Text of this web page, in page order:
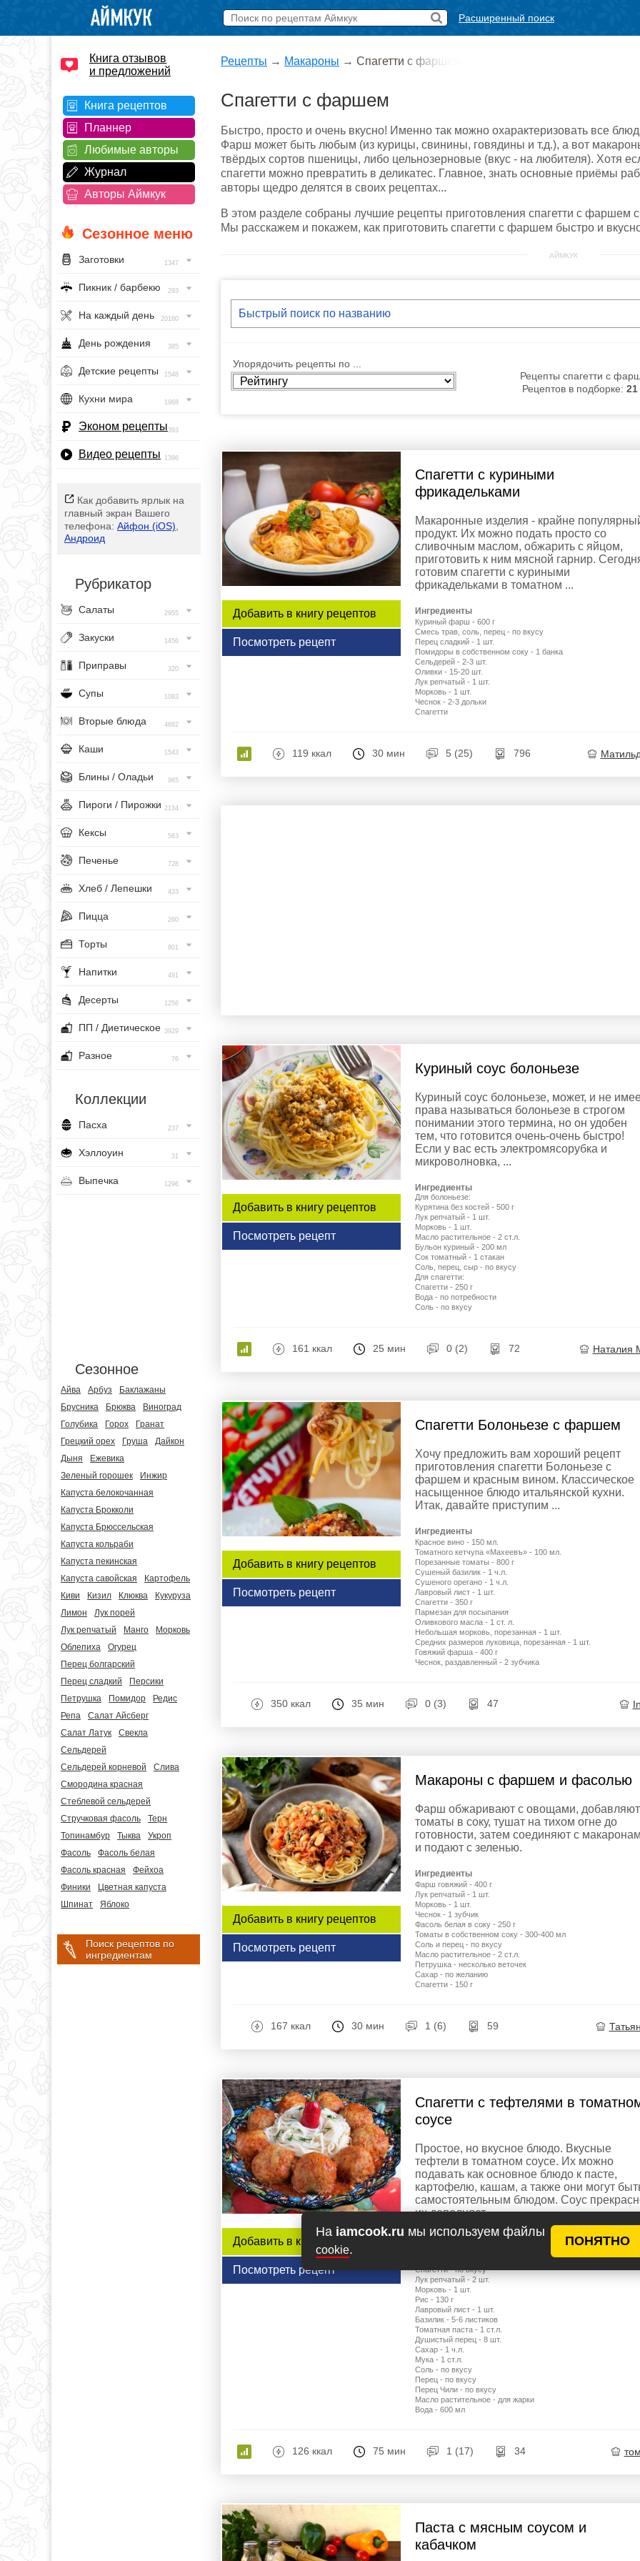
На iamcook.ru мы используем файлы
cookie.
ПОНЯТНО
Расширенный поиск
Книга отзывов
и предложений
Книга рецептов
Планнер
Любимые авторы
Журнал
Авторы Аймкук
Сезонное меню
Заготовки 1347
Пикник / барбекю 293
На каждый день 20160
День рождения 385
Детские рецепты 1548
Кухни мира 1968
Эконом рецепты393
Видео рецепты 1396
Как добавить ярлык на
главный экран Вашего
телефона: Айфон (iOS)
Андроид
Рубрикатор
Салаты 2955
Закуски 1456
Приправы 320
Супы 1083
Вторые блюда 4682
Каши 1543
Блины / Оладьи 965
Пироги / Пирожки 2134
Кексы 563
Печенье 728
Хлеб / Лепешки 433
Пицца 260
Торты 801
Напитки 491
Десерты 1256
ПП / Диетическое 3929
Разное 76
Коллекции
Пасха 237
Хэллоуин 31
Выпечка 1296
Сезонное
Айва Арбуз
Баклажаны
Брусника
Брюква
Виноград
Голубика
Горох
Гранат
Грецкий орех
Груша
Дайкон
Дыня
Ежевика
Зеленый горошек
Инжир
Капуста белокочанная
Капуста Брокколи
Капуста Брюссельская
Капуста кольраби
Капуста пекинская
Капуста савойская
Картофель
Киви
Кизил Клюква
Кукуруза
Лимон
Лук порей
Лук репчатый
Манго
Морковь
Облепиха
Огурец
Перец болгарский
Перец сладкий
Персики
Петрушка
Помидор
Редис
Репа
Салат Айсберг
Салат Латук
Свекла
Сельдерей
Сельдерей корневой
Слива
Смородина красная
Стеблевой сельдерей
Стручковая фасоль
Терн
Топинамбур
Тыква
Укроп
Фасоль
Фасоль белая
Фасоль красная
Фейхоа
Финики
Цветная капуста
Шпинат
Яблоко
Поиск рецептов по
ингредиентам
Рецепты → Макароны → Спагетти с фаршем
Спагетти с фаршем
Быстро, просто и очень вкусно! Именно так можно охарактеризовать все
Фарш может быть любым (из курицы, свинины, говядины и т.д.), а вот
твёрдых сортов пшеницы, либо цельнозерновые (вкус - на любителя). Хотя
спагетти можно превратить в деликатес. Главное, знать основные приёмы
авторы щедро делятся в своих рецептах...
В этом разделе собраны лучшие рецепты приготовления спагетти с
Мы расскажем и покажем, как приготовить спагетти с фаршем быстро и
АЙМКУК
Упорядочить рецепты по ...
Рецепты спагетти с
Рецептов в подборке: 21
Добавить в книгу рецептов
Посмотреть рецепт
Спагетти с куриными
фрикадельками
Макаронные изделия - крайне
продукт. Их можно подать просто со
сливочным маслом, обжарить с яйцом,
приготовить к ним мясной гарнир.
готовим спагетти с куриными
фрикадельками в томатном ...
Ингредиенты
Куриный фарш - 600 г
Смесь трав, соль, перец - по вкусу
Перец сладкий - 1 шт.
Помидоры в собственном соку - 1 банка
Сельдерей - 2-3 шт.
Оливки - 15-20 шт.
Лук репчатый - 1 шт.
Морковь - 1 шт.
Чеснок - 2-3 дольки
Спагетти
119 ккал 30 мин 5 (25) 796
Добавить в книгу рецептов
Посмотреть рецепт
Куриный соус болоньезе
Куриный соус болоньезе, может, и не
права называться болоньезе в строгом
понимании этого термина, но он удобен
тем, что готовится очень-очень быстро!
Если у вас есть электромясорубка и
микроволновка, ...
Ингредиенты
Для болоньезе:
Курятина без костей - 500 г
Лук репчатый - 1 шт.
Морковь - 1 шт.
Масло растительное - 2 ст.л.
Бульон куриный - 200 мл
Сок томатный - 1 стакан
Соль, перец, сыр - по вкусу
Для спагетти:
Спагетти - 250 г
Вода - по потребности
Соль - по вкусу
161 ккал 25 мин 0 (2) 72 Наталия
Добавить в книгу рецептов
Посмотреть рецепт
Спагетти Болоньезе с фаршем
Хочу предложить вам хороший рецепт
приготовления спагетти Болоньезе с
фаршем и красным вином. Классическое
насыщенное блюдо итальянской кухни.
Итак, давайте приступим ...
Ингредиенты
Красное вино - 150 мл.
Томатного кетчупа «Махеевъ» - 100 мл.
Порезанные томаты - 800 г
Сушеный базилик - 1 ч.л.
Сушеного орегано - 1 ч.л.
Лавровый лист - 1 шт.
Спагетти - 350 г
Пармезан для посыпания
Оливкового масла - 1 ст. л.
Небольшая морковь, порезанная - 1 шт.
Средних размеров луковица, порезанная - 1 шт.
Говяжий фарша - 400 г
Чеснок, раздавленный - 2 зубчика
350 ккал 35 мин 0 (3) 47
Добавить в книгу рецептов
Посмотреть рецепт
Макароны с фаршем и фасолью
Фарш обжаривают с овощами, добавляют
томаты в соку, тушат на тихом огне до
готовности, затем соединяют с
и подают с зеленью.
Ингредиенты
Фарш говяжий - 400 г
Лук репчатый - 1 шт.
Морковь - 1 шт.
Чеснок - 1 зубчик
Фасоль белая в соку - 250 г
Томаты в собственном соку - 300-400 мл
Соль и перец - по вкусу
Масло растительное - 2 ст.л.
Петрушка - несколько веточек
Сахар - по желанию
Спагетти - 150 г
167 ккал 30 мин 1 (6) 59
Добавить в книгу рецептов
Посмотреть рецепт
Спагетти с тефтелями в
соусе
Простое, но вкусное блюдо. Вкусные
тефтели в томатном соусе. Их можно
подавать как основное блюдо к пасте,
картофелю, кашам, а также они могут
самостоятельным блюдом. Соус
их дополняет. ...
Ингредиенты
Спагетти - по вкусу
Лук репчатый - 2 шт.
Морковь - 1 шт.
Рис - 130 г
Лавровый лист - 1 шт.
Базилик - 5-6 листиков
Томатная паста - 1 ст.л.
Душистый перец - 8 шт.
Сахар - 1 ч.л.
Мука - 1 ст.л.
Соль - по вкусу
Перец - по вкусу
Перец Чили - по вкусу
Масло растительное - для жарки
Вода - 600 мл
126 ккал 75 мин 1 (17) 34
Паста с мясным соусом и
кабачком